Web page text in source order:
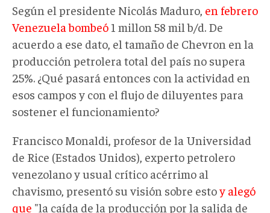
Según el presidente Nicolás Maduro, en febrero
Venezuela bombeó 1 millon 58 mil b/d. De
acuerdo a ese dato, el tamaño de Chevron en la
producción petrolera total del país no supera
25%. ¿Qué pasará entonces con la actividad en
esos campos y con el flujo de diluyentes para
sostener el funcionamiento?
Francisco Monaldi, profesor de la Universidad
de Rice (Estados Unidos), experto petrolero
venezolano y usual crítico acérrimo al
chavismo, presentó su visión sobre estoy alegó
que "la caída de la producción por la salida de